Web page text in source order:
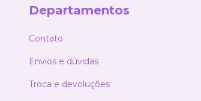
Departamentos
Contato
Envios e dúvidas
Troca e devoluções